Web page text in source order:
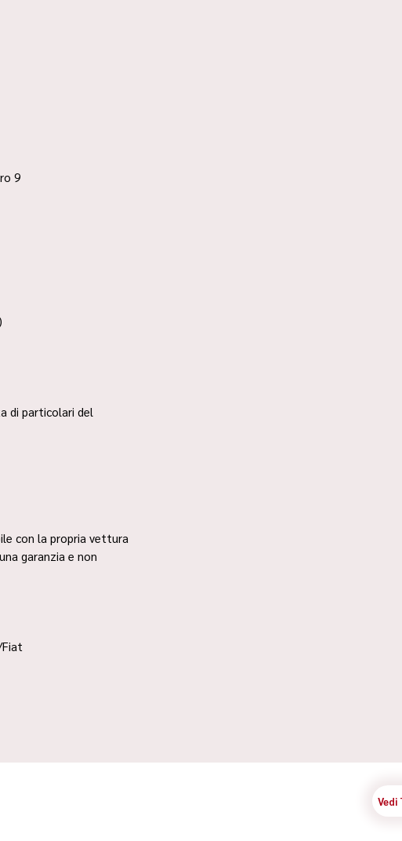
9
di particolari del
con la propria vettura
garanzia e non